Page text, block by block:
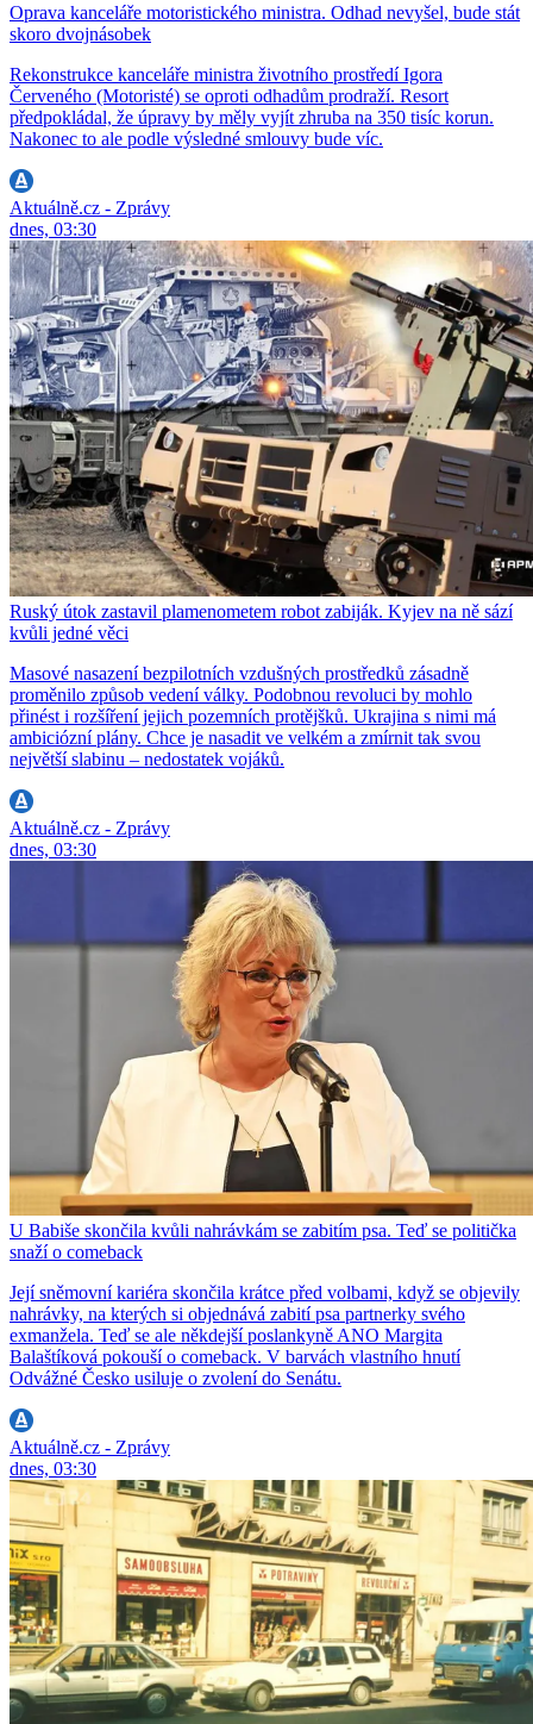
Oprava kanceláře motoristického ministra. Odhad nevyšel, bude stát
skoro dvojnásobek
Rekonstrukce kanceláře ministra životního prostředí Igora
Červeného (Motoristé) se oproti odhadům prodraží. Resort
předpokládal, že úpravy by měly vyjít zhruba na 350 tisíc korun.
Nakonec to ale podle výsledné smlouvy bude víc.
Aktuálně.cz - Zprávy
dnes, 03:30
Ruský útok zastavil plamenometem robot zabiják. Kyjev na ně sází
kvůli jedné věci
Masové nasazení bezpilotních vzdušných prostředků zásadně
proměnilo způsob vedení války. Podobnou revoluci by mohlo
přinést i rozšíření jejich pozemních protějšků. Ukrajina s nimi má
ambiciózní plány. Chce je nasadit ve velkém a zmírnit tak svou
největší slabinu – nedostatek vojáků.
Aktuálně.cz - Zprávy
dnes, 03:30
U Babiše skončila kvůli nahrávkám se zabitím psa. Teď se politička
snaží o comeback
Její sněmovní kariéra skončila krátce před volbami, když se objevily
nahrávky, na kterých si objednává zabití psa partnerky svého
exmanžela. Teď se ale někdejší poslankyně ANO Margita
Balaštíková pokouší o comeback. V barvách vlastního hnutí
Odvážné Česko usiluje o zvolení do Senátu.
Aktuálně.cz - Zprávy
dnes, 03:30